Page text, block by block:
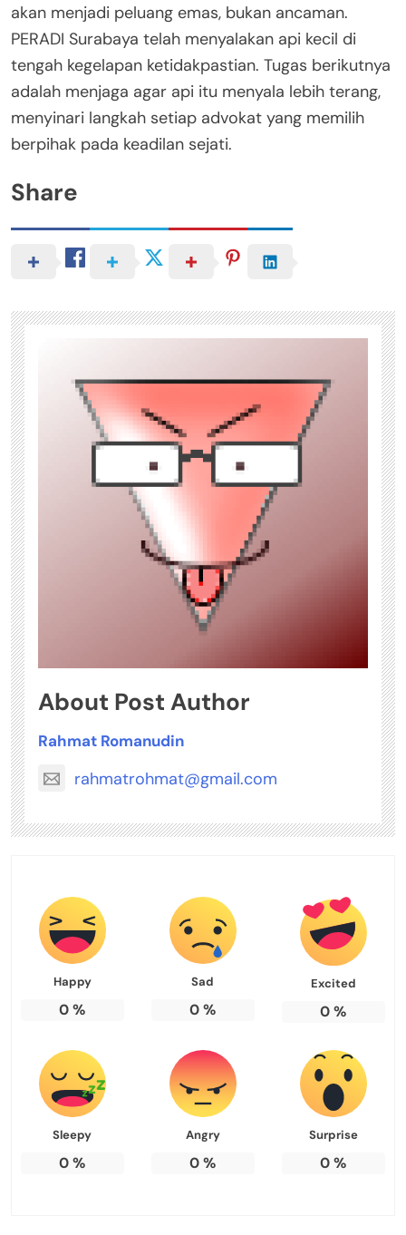
akan menjadi peluang emas, bukan ancaman.
PERADI Surabaya telah menyalakan api kecil di
tengah kegelapan ketidakpastian. Tugas berikutnya
adalah menjaga agar api itu menyala lebih terang,
menyinari langkah setiap advokat yang memilih
berpihak pada keadilan sejati.
Share
About Post Author
Rahmat Romanudin
rahmatrohmat@gmail.com
Happy
0%
Sad
0%
Excited
0%
Sleepy
0%
Angry
0%
Surprise
0%